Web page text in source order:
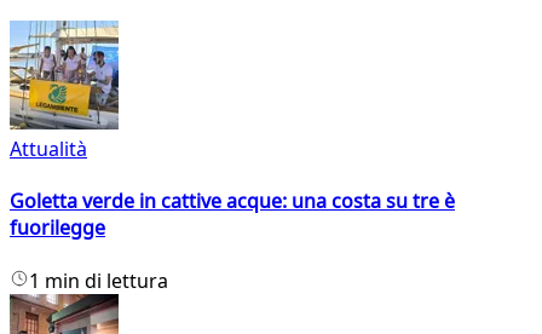
Attualità
Goletta verde in cattive acque: una costa su tre è
fuorilegge
1 min di lettura